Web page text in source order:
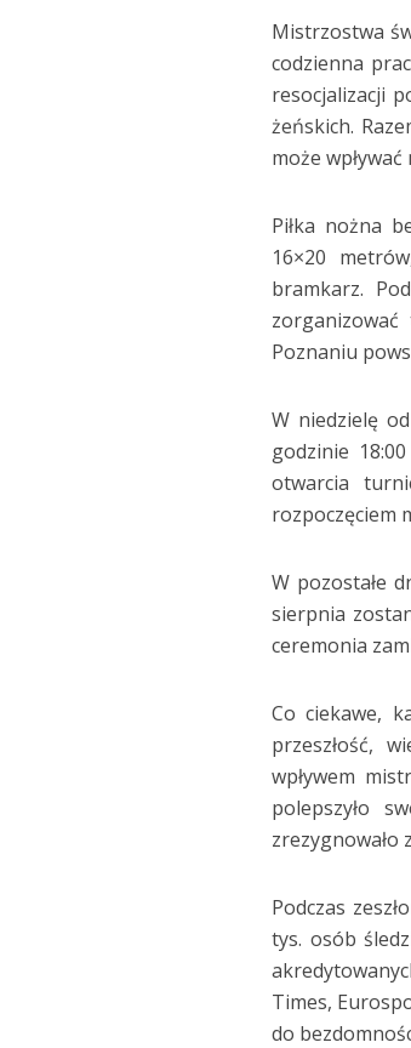
Mistrzostwa
codzienna
resocjalizacji
żeńskich.
może wpływać
Piłka nożna
16×20
bramkarz.
Poznaniu
W niedzielę
godzinie
otwarcia
rozpoczęciem
W pozostałe
sierpnia
ceremonia
Co ciekawe,
przeszłość,
wpływem
polepszyło
zrezygnowało
Podczas
tys. osób
Times,
do